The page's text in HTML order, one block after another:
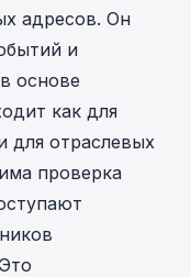
адресов. Он
и
основе
как для
для отраслевых
проверка